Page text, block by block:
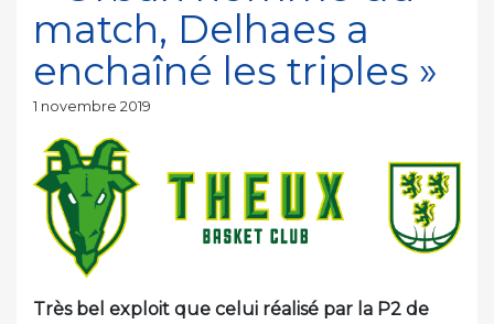
match, Delhaes a
enchaîné les triples »
Publié
1 novembre 2019
Très bel exploit que celui réalisé par la P2 de